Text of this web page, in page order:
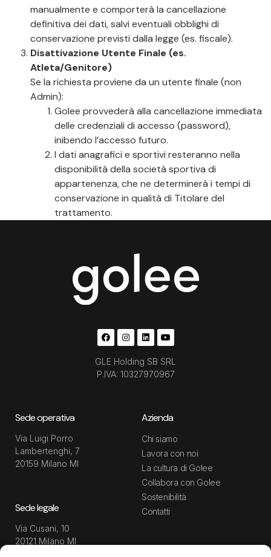
manualmente e comporterà la cancellazione
definitiva dei dati, salvi eventuali obblighi di
conservazione previsti dalla legge (es. fiscale).
Disattivazione Utente Finale (es.
Atleta/Genitore)
Se la richiesta proviene da un utente finale (non
Admin):
Golee provvederà alla cancellazione immediata
delle credenziali di accesso (password),
inibendo l’accesso futuro.
I dati anagrafici e sportivi resteranno nella
disponibilità della società sportiva di
appartenenza, che ne determinerà i tempi di
conservazione in qualità di Titolare del
trattamento.
GLE Holding SB SRL
P.IVA: 10327970967
Sede operativa
Via Luigi Porro
Lambertenghi, 7
20159 Milano MI
Sede legale
Via Cusani, 10
20121 Milano MI
Azienda
Chi siamo
Lavora con noi
La cultura di Golee
Collabora con Golee
Sostenibilità
Contatti